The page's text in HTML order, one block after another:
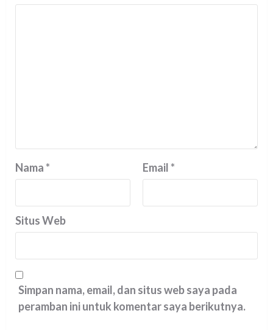
Nama* Email*
Situs Web
Simpan nama, email, dan situs web saya pada
peramban ini untuk komentar saya berikutnya.